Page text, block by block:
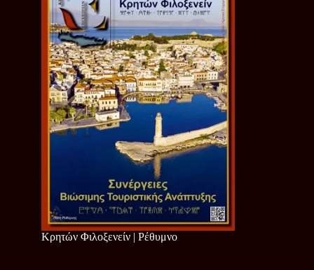
Κρητών Φιλοξενείν | Ρέθυμνο